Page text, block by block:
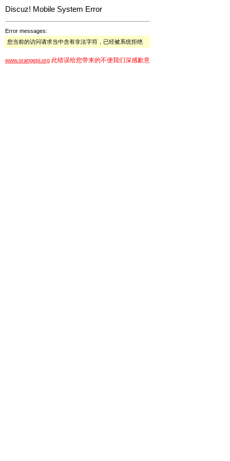
Discuz! Mobile System Error
Error messages:
您当前的访问请求当中含有非法字符，已经被系统拒绝
www.orangepi.org 此错误给您带来的不便我们深感歉意